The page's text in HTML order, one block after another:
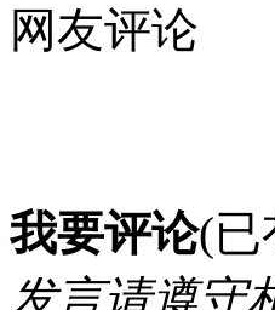
网友评论
我要评论(已
发言请遵守